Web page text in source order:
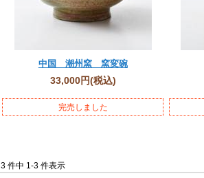
中国 潮州窯 窯変碗
33,000円(税込)
完売しました
3 件中 1-3 件表示